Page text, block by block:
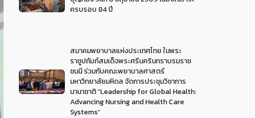
ครบรอบ 84 ปี
สมาคมพยาบาลแห่งประเทศไทย ในพระ
ราชูปถัมภ์สมเด็จพระศรีนครินทราบรมราช
ชนนี ร่วมกับคณะพยาบาลศาสตร์
มหาวิทยาลัยมหิดล จัดการประชุมวิชาการ
นานาชาติ “Leadership for Global Health:
Advancing Nursing and Health Care
Systems”